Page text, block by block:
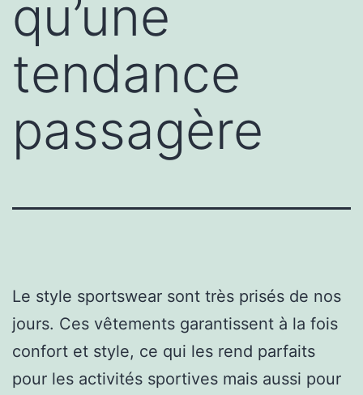
qu’une
tendance
passagère
Le style sportswear sont très prisés de nos
jours. Ces vêtements garantissent à la fois
confort et style, ce qui les rend parfaits
pour les activités sportives mais aussi pour